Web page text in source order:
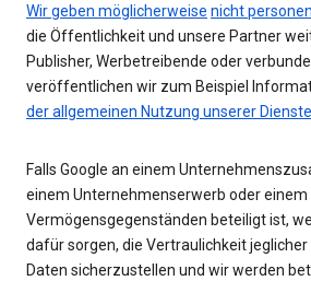
Wir geben möglicherweise nicht
die Öffentlichkeit und unsere Partner
Publisher, Werbetreibende oder
veröffentlichen wir zum Beispiel
der allgemeinen Nutzung unserer
Falls Google an einem
einem Unternehmenserwerb oder einem
Vermögensgegenständen beteiligt ist,
dafür sorgen, die Vertraulichkeit
Daten sicherzustellen und wir werden